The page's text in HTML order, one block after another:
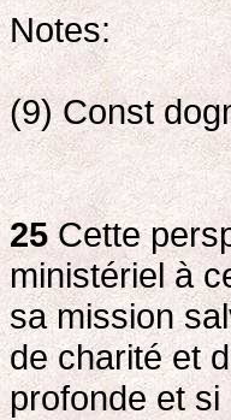
Notes:
(9) Const
25Cette
ministériel à
sa mission
de charité et
profonde et